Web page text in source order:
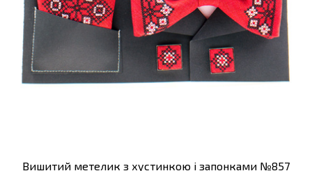
Вишитий метелик з хустинкою і запонками №857